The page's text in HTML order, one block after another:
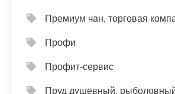
Премиум чан, торговая
Профи
Профит-сервис
Пруд душевный,